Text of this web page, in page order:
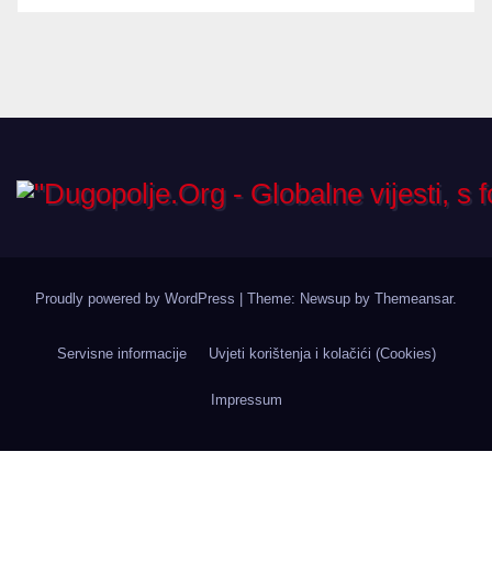
Proudly powered by WordPress | Theme: Newsup by Themeansar.
Servisne informacije Uvjeti korištenja i kolačići (Cookies)
Impressum